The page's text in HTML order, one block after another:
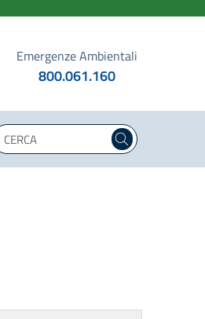
Emergenze Ambientali
800.061.160